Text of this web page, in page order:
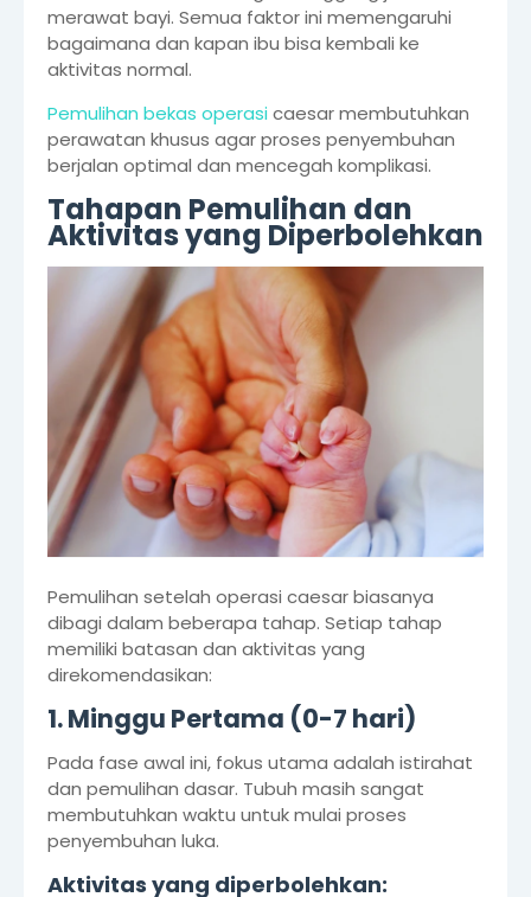
merawat bayi. Semua faktor ini memengaruhi
bagaimana dan kapan ibu bisa kembali ke
aktivitas normal.
Pemulihan bekas operasicaesar membutuhkan
perawatan khusus agar proses penyembuhan
berjalan optimal dan mencegah komplikasi.
Tahapan Pemulihan dan
Aktivitas yang Diperbolehkan
Pemulihan setelah operasi caesar biasanya
dibagi dalam beberapa tahap. Setiap tahap
memiliki batasan dan aktivitas yang
direkomendasikan:
1. Minggu Pertama (0-7 hari)
Pada fase awal ini, fokus utama adalah istirahat
dan pemulihan dasar. Tubuh masih sangat
membutuhkan waktu untuk mulai proses
penyembuhan luka.
Aktivitas yang diperbolehkan: